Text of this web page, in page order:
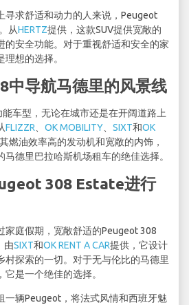
寻求舒适和动力的人来说，Peugeot
从HERTZ提供，这款SUV提供宽敞的
的安全功能。对于重视舒适和安全的家
想的选择。
中导航马德里的风景线
车型，无论在城市还是在开阔道路上
FLIZZR OK MOBILITY SIXT和OK
燃油效率高的发动机和宽敞的内饰，
德里巴拉哈斯机场租车的绝佳选择。
308 Estate进行
家庭假期，宽敞舒适的Peugeot 308
由SIXT和OK RENT A CAR提供，它设计
村探索的一切。对于无与伦比的马德里
是一个绝佳的选择。
一辆Peugeot，将法式风情和西班牙魅